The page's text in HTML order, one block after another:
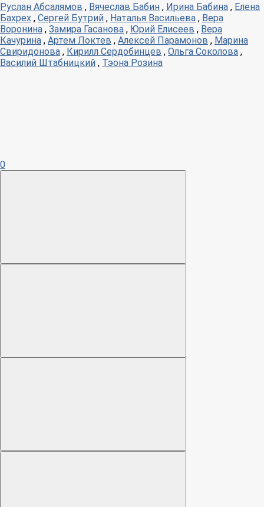
Руслан Абсалямов , Вячеслав Бабин , Ирина Бабина , Елена
Бахрех , Сергей Бутрий , Наталья Васильева , Вера
Воронина , Замира Гасанова , Юрий Елисеев , Вера
Качурина , Артем Локтев , Алексей Парамонов , Марина
Свиридонова , Кирилл Сердобинцев , Ольга Соколова ,
Василий Штабницкий , Тэона Розина
0